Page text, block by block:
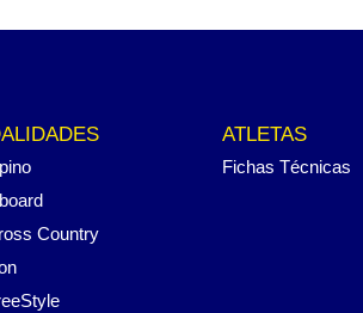
Country
ATLETAS
Fichas Técnicas